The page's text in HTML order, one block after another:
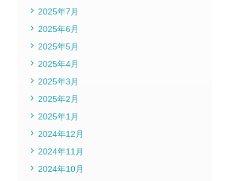
2025年7月
2025年6月
2025年5月
2025年4月
2025年3月
2025年2月
2025年1月
2024年12月
2024年11月
2024年10月